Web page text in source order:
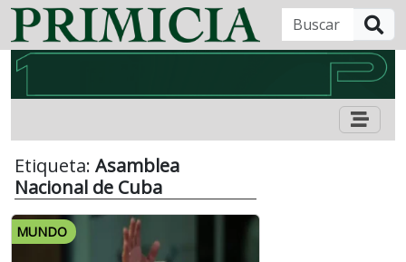
Etiqueta: Asamblea
Nacional de Cuba
MUNDO